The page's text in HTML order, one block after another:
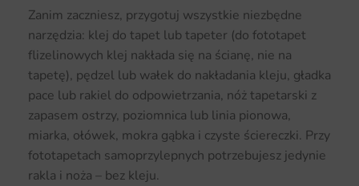
Zanim zaczniesz, przygotuj wszystkie niezbędne
narzędzia: klej do tapet lub tapeter (do fototapet
flizelinowych klej nakłada się na ścianę, nie na
tapetę), pędzel lub wałek do nakładania kleju, gładka
pace lub rakiel do odpowietrzania, nóż tapetarski z
zapasem ostrzy, poziomnica lub linia pionowa,
miarka, ołówek, mokra gąbka i czyste ściereczki. Przy
fototapetach samoprzylepnych potrzebujesz jedynie
rakla i noża – bez kleju.